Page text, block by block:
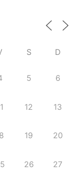
S D
5 6
12 13
19 20
26 27